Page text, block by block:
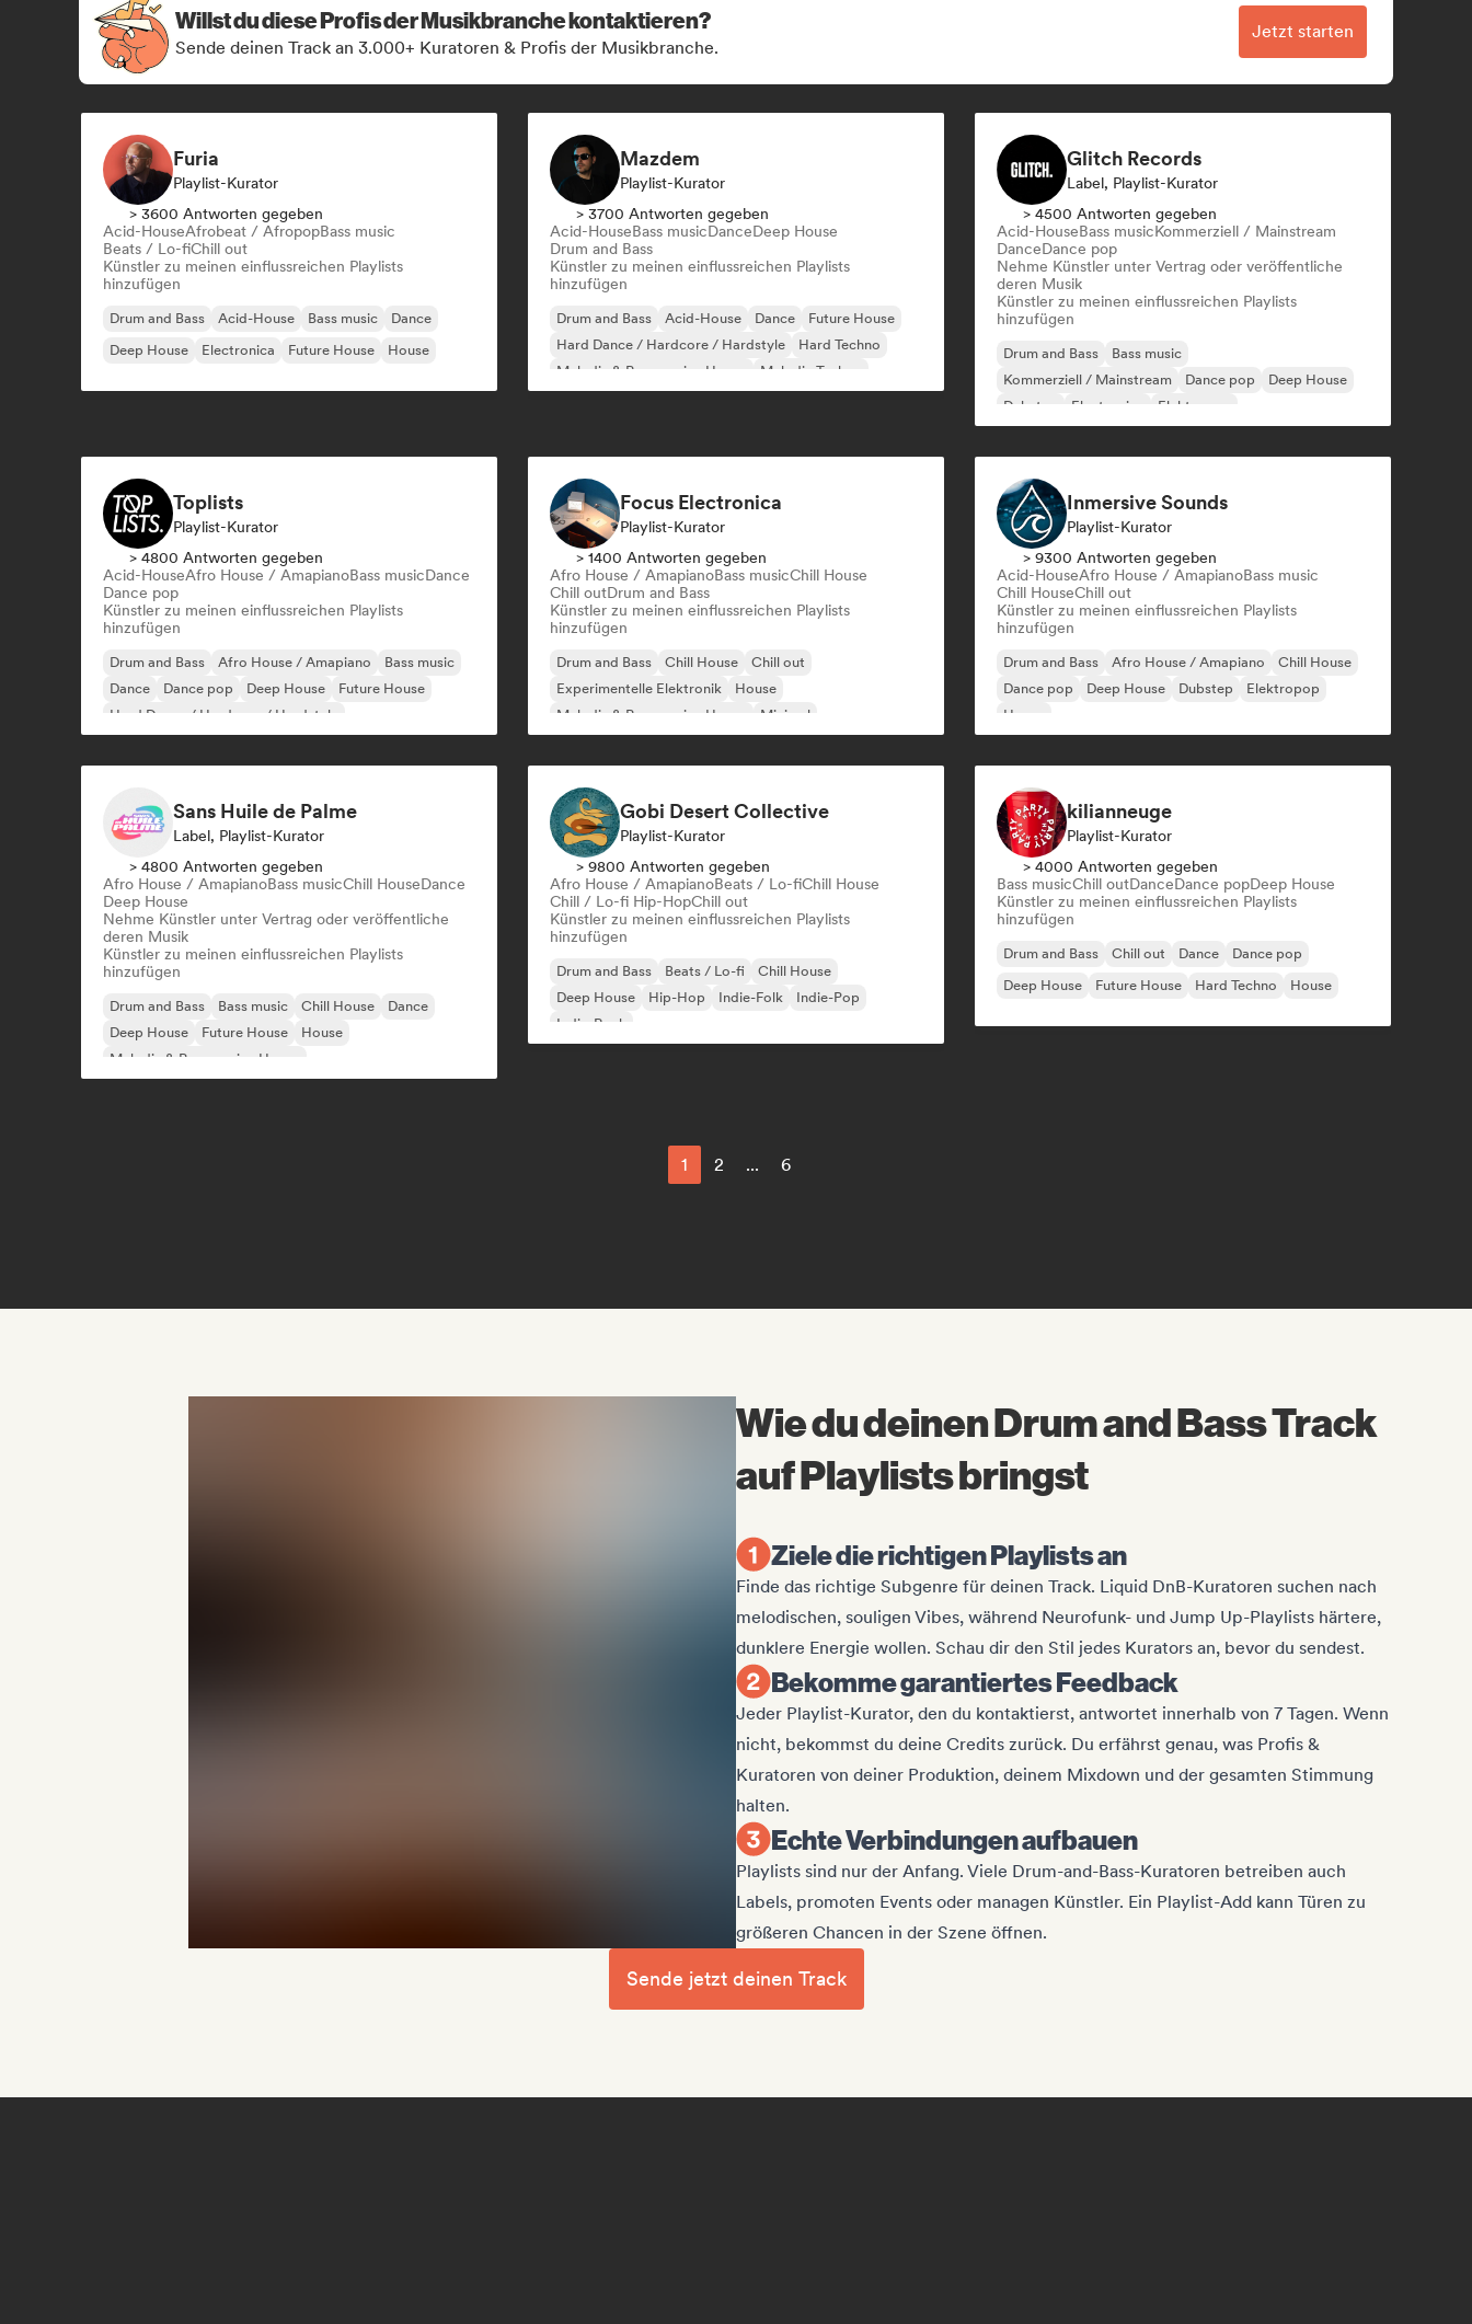
Willst du diese Profis der Musikbranche kontaktieren?
Sende deinen Track an 3.000+ Kuratoren & Profis der Musikbranche.
Jetzt starten
Furia
Playlist-Kurator
> 3600 Antworten gegeben
Acid-HouseAfrobeat / AfropopBass music
Beats / Lo-fiChill out
Künstler zu meinen einflussreichen Playlists
hinzufügen
Drum and Bass Acid-House Bass music
Dance
Deep House
Electronica Future House House
Mazdem
Playlist-Kurator
> 3700 Antworten gegeben
Acid-HouseBass musicDanceDeep House
Drum and Bass
Künstler zu meinen einflussreichen Playlists
hinzufügen
Drum and Bass Acid-House Dance
Future House
Hard Dance / Hardcore / Hardstyle
Hard Techno
Melodic & Progressive House
Melodic Techno
Glitch Records
Label, Playlist-Kurator
> 4500 Antworten gegeben
Acid-HouseBass musicKommerziell / Mainstream
DanceDance pop
Nehme Künstler unter Vertrag oder veröffentliche
deren Musik
Künstler zu meinen einflussreichen Playlists
hinzufügen
Drum and Bass
Bass music
Kommerziell / Mainstream
Dance pop
Deep House
Dubstep
Electronica Elektropop
Toplists
Playlist-Kurator
> 4800 Antworten gegeben
Acid-HouseAfro House / AmapianoBass musicDance
Dance pop
Künstler zu meinen einflussreichen Playlists
hinzufügen
Drum and Bass Afro House / Amapiano
Bass music
Dance
Dance pop Deep House
Future House
Hard Dance / Hardcore / Hardstyle
Focus Electronica
Playlist-Kurator
> 1400 Antworten gegeben
Afro House / AmapianoBass musicChill House
Chill outDrum and Bass
Künstler zu meinen einflussreichen Playlists
hinzufügen
Drum and Bass Chill House
Chill out
Experimentelle Elektronik
House
Melodic & Progressive House
Minimal
Inmersive Sounds
Playlist-Kurator
> 9300 Antworten gegeben
Acid-HouseAfro House / AmapianoBass music
Chill HouseChill out
Künstler zu meinen einflussreichen Playlists
hinzufügen
Drum and Bass Afro House / Amapiano
Chill House
Dance pop
Deep House Dubstep
Elektropop
House
Sans Huile de Palme
Label, Playlist-Kurator
> 4800 Antworten gegeben
Afro House / AmapianoBass musicChill HouseDance
Deep House
Nehme Künstler unter Vertrag oder veröffentliche
deren Musik
Künstler zu meinen einflussreichen Playlists
hinzufügen
Drum and Bass Bass music Chill House
Dance
Deep House
Future House
House
Melodic & Progressive House
Gobi Desert Collective
Playlist-Kurator
> 9800 Antworten gegeben
Afro House / AmapianoBeats / Lo-fiChill House
Chill / Lo-fi Hip-HopChill out
Künstler zu meinen einflussreichen Playlists
hinzufügen
Drum and Bass Beats / Lo-fi
Chill House
Deep House
Hip-Hop Indie-Folk
Indie-Pop
Indie-Rock
kilianneuge
Playlist-Kurator
> 4000 Antworten gegeben
Bass musicChill outDanceDance popDeep House
Künstler zu meinen einflussreichen Playlists
hinzufügen
Drum and Bass Chill out Dance
Dance pop
Deep House
Future House Hard Techno House
1 2 ... 6
Wie du deinen Drum and Bass Track
auf Playlists bringst
Ziele die richtigen Playlists an
Finde das richtige Subgenre für deinen Track. Liquid DnB-Kuratoren suchen nach
melodischen, souligen Vibes, während Neurofunk- und Jump Up-Playlists härtere,
dunklere Energie wollen. Schau dir den Stil jedes Kurators an, bevor du sendest.
Bekomme garantiertes Feedback
Jeder Playlist-Kurator, den du kontaktierst, antwortet innerhalb von 7 Tagen. Wenn
nicht, bekommst du deine Credits zurück. Du erfährst genau, was Profis &
Kuratoren von deiner Produktion, deinem Mixdown und der gesamten Stimmung
halten.
Echte Verbindungen aufbauen
Playlists sind nur der Anfang. Viele Drum-and-Bass-Kuratoren betreiben auch
Labels, promoten Events oder managen Künstler. Ein Playlist-Add kann Türen zu
größeren Chancen in der Szene öffnen.
Sende jetzt deinen Track